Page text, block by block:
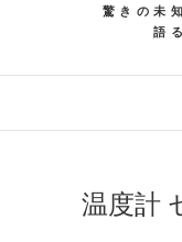
驚きの未
語
温度計